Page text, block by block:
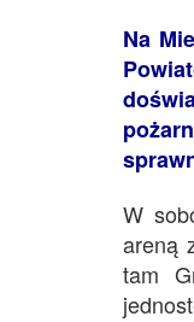
Na
W
areną
tam